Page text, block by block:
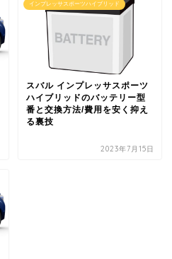
インプレッサスポーツハイブリッド
スバル インプレッサスポーツ
ハイブリッドのバッテリー型
番と交換方法/費用を安く抑え
る裏技
2023年7月15日